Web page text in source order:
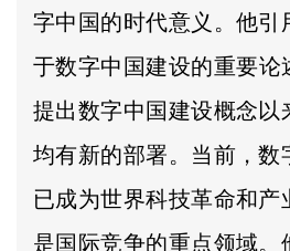
字中国的时代意义。他引
于数字中国建设的重要论
提出数字中国建设概念以
均有新的部署。当前，数
已成为世界科技革命和产
是国际竞争的重点领域。